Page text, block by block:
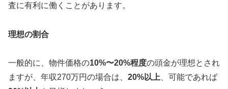
査に有利に働くことがあります。
理想の割合
一般的に、物件価格の10%〜20%程度の頭金が理想とされ
ますが、年収270万円の場合は、 20%以上、可能であれば